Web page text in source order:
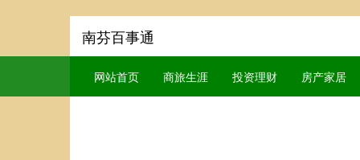
南芬百事通
网站首页 商旅生涯 投资理财 房产家居